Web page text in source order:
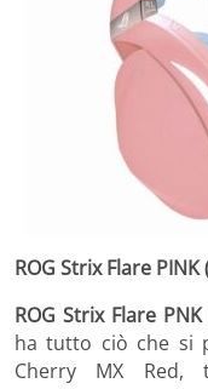
ROG Strix Flare PINK
ROG Strix Flare PNK
ha tutto ciò che si
Cherry MX Red,